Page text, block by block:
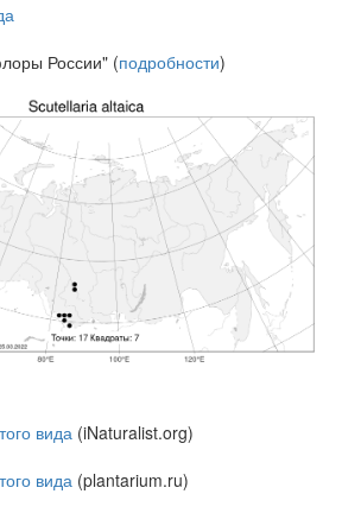
России" (подробности)
вида (iNaturalist.org)
вида (plantarium.ru)